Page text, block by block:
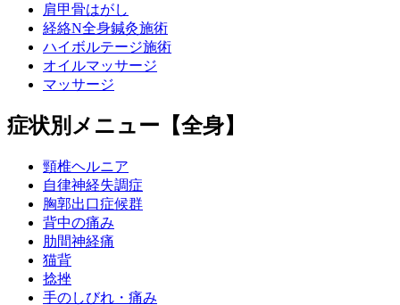
肩甲骨はがし
経絡N全身鍼灸施術
ハイボルテージ施術
オイルマッサージ
マッサージ
症状別メニュー【全身】
頸椎ヘルニア
自律神経失調症
胸郭出口症候群
背中の痛み
肋間神経痛
猫背
捻挫
手のしびれ・痛み